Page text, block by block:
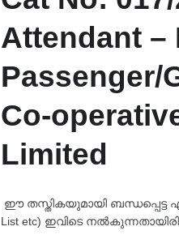
Attendant –
Passenger/
Co-
Limited
ഈ തസ്തികയുമായി ബന്ധപ്പെട്ട
List etc) ഇവിടെ